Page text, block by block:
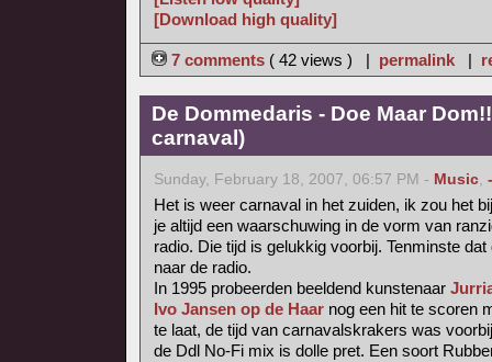
[Download high quality]
7 comments ( 42 views ) | permalink |
De Dommedaris - Doe Maar
carnaval)
Sunday, February 18, 2007, 06:57 PM - Music,
Het is weer carnaval in het zuiden, ik zou het
je altijd een waarschuwing in de vorm van
radio. Die tijd is gelukkig voorbij. Tenminste
naar de radio.
In 1995 probeerden beeldend kunstenaar
Ivo Jansen op de Haar nog een hit te scoren
te laat, de tijd van carnavalskrakers was
de Ddl No-Fi mix is dolle pret. Een soort